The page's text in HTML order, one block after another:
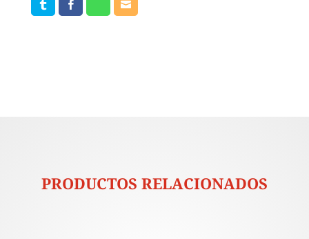
PRODUCTOS RELACIONADOS